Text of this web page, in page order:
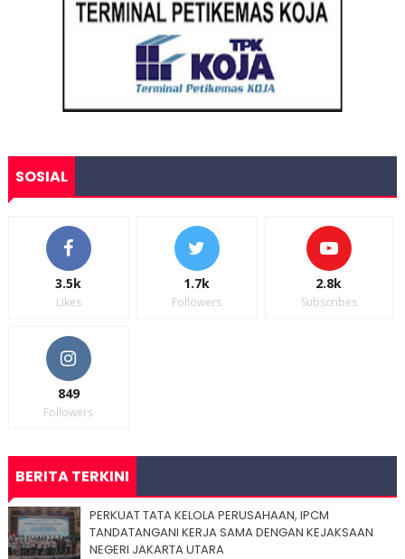
SOSIAL
3.5k
Likes
1.7k
Followers
2.8k
Subscribes
849
Followers
BERITA TERKINI
PERKUAT TATA KELOLA PERUSAHAAN, IPCM
TANDATANGANI KERJA SAMA DENGAN KEJAKSAAN
NEGERI JAKARTA UTARA